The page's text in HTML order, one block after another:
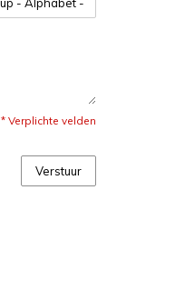
* Verplichte velden
Verstuur